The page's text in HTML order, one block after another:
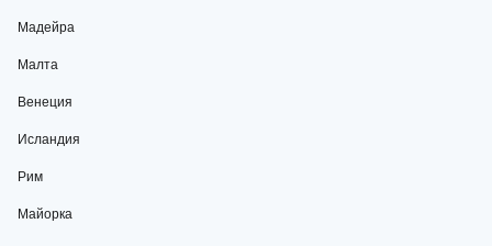
Мадейра
Малта
Венеция
Исландия
Рим
Майорка